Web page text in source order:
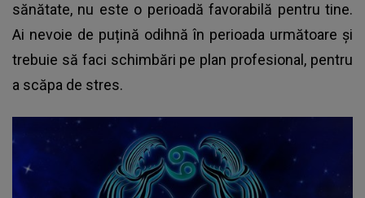
sănătate, nu este o perioadă favorabilă pentru tine.
Ai nevoie de puțină odihnă în perioada următoare și
trebuie să faci schimbări pe plan profesional, pentru
a scăpa de stres.